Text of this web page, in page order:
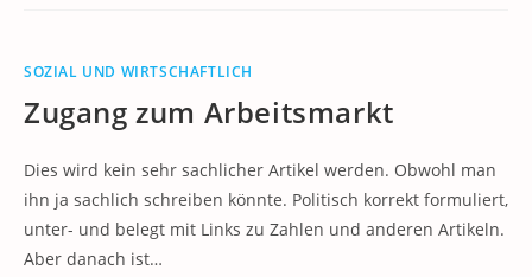
SOZIAL UND WIRTSCHAFTLICH
Zugang zum Arbeitsmarkt
Dies wird kein sehr sachlicher Artikel werden. Obwohl man
ihn ja sachlich schreiben könnte. Politisch korrekt formuliert,
unter- und belegt mit Links zu Zahlen und anderen Artikeln.
Aber danach ist…